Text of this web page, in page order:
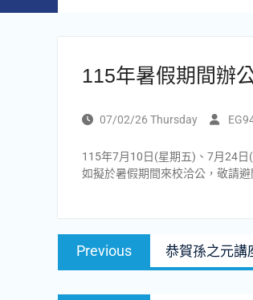
115年暑假期間辦
07/02/26 Thursday
115年7月10日(星期五)、7月24
如擬於暑假期間來校洽公，敬請
文
Previous
Previous
post:
恭賀孫之元講